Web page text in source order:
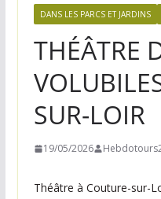
n
,
v
s
i
é
DANS LES PARCS ET JARDINS
THÉÂTRE
SUR-LOIR
19/05/2026
Théâtre à Couture-sur-